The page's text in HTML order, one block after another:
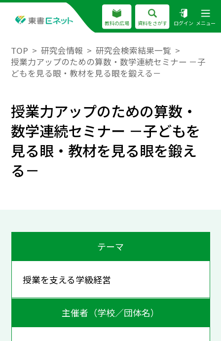
教科の広場 資料をさがす ログイン メニュー
TOP 研究会情報
研究会検索結果一覧
授業力アップのための算数・数学連続セミナー －子
どもを見る眼・教材を見る眼を鍛える－
授業力アップのための算数・
数学連続セミナー －子どもを
見る眼・教材を見る眼を鍛え
る－
テーマ
授業を支える学級経営
主催者（学校／団体名）